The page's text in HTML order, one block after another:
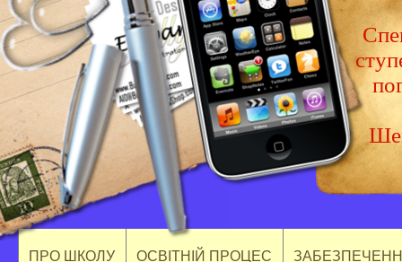
ПРО ШКОЛУ ОСВІТНІЙ ПРОЦЕС